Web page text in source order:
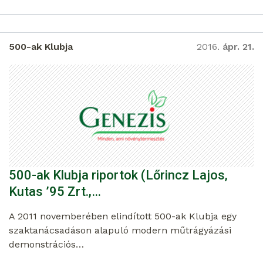
500-ak Klubja 2016. ápr. 21.
500-ak Klubja riportok (Lőrincz Lajos,
Kutas ’95 Zrt.,…
A 2011 novemberében elindított 500-ak Klubja egy
szaktanácsadáson alapuló modern műtrágyázási
demonstrációs…